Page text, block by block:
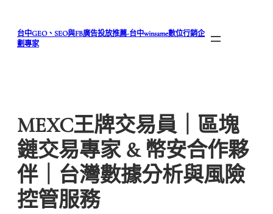
台中GEO、SEO與FB廣告投放推薦-台中winsame數位行銷企
劃專家
MEXC王牌交易員｜區塊
鏈交易專家 & 幣安合作夥
伴｜台灣數據分析與風險
控管服務